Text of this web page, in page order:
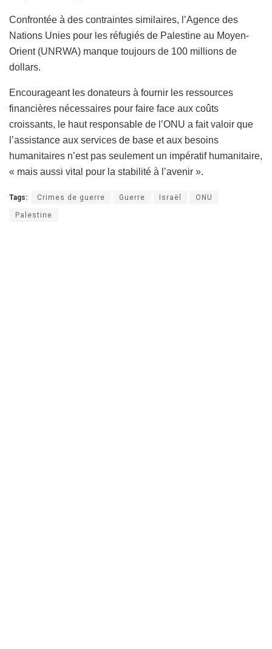
Confrontée à des contraintes similaires, l’Agence des
Nations Unies pour les réfugiés de Palestine au Moyen-
Orient (UNRWA) manque toujours de 100 millions de
dollars.
Encourageant les donateurs à fournir les ressources
financières nécessaires pour faire face aux coûts
croissants, le haut responsable de l’ONU a fait valoir que
l’assistance aux services de base et aux besoins
humanitaires n’est pas seulement un impératif humanitaire,
« mais aussi vital pour la stabilité à l’avenir ».
Tags: Crimes de guerre Guerre Israël ONU
Palestine